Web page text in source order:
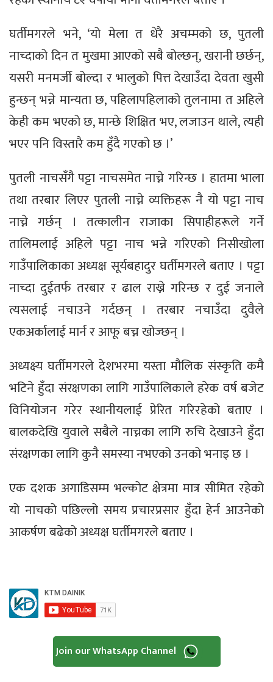
घर्तीमगरले भने, ‘यो मेला त धेरै अचम्मको छ, पुतली
नाच्दाको दिन त मुखमा आएको सबै बोल्छन्, खरानी छर्छन्,
यसरी मनमर्जी बोल्दा र भालुको पित्त देखाउँदा देवता खुसी
हुन्छन् भन्ने मान्यता छ, पहिलापहिलाको तुलनामा त अहिले
केही कम भएको छ, मान्छे शिक्षित भए, लजाउन थाले, त्यही
भएर पनि विस्तारै कम हुँदै गएको छ ।’
पुतली नाचसँगै पट्टा नाचसमेत नाच्ने गरिन्छ । हातमा भाला
तथा तरबार लिएर पुतली नाच्ने व्यक्तिहरू नै यो पट्टा नाच
नाच्ने गर्छन् । तत्कालीन राजाका सिपाहीहरूले गर्ने
तालिमलाई अहिले पट्टा नाच भन्ने गरिएको निसीखोला
गाउँपालिकाका अध्यक्ष सूर्यबहादुर घर्तीमगरले बताए । पट्टा
नाच्दा दुईतर्फ तरबार र ढाल राख्ने गरिन्छ र दुई जनाले
त्यसलाई नचाउने गर्दछन् । तरबार नचाउँदा दुवैले
एकअर्कालाई मार्न र आफू बच्न खोज्छन् ।
अध्यक्ष्य घर्तीमगरले देशभरमा यस्ता मौलिक संस्कृति कमै
भटिने हुँदा संरक्षणका लागि गाउँपालिकाले हरेक वर्ष बजेट
विनियोजन गरेर स्थानीयलाई प्रेरित गरिरहेको बताए ।
बालकदेखि युवाले सबैले नाच्नका लागि रुचि देखाउने हुँदा
संरक्षणका लागि कुनै समस्या नभएको उनको भनाइ छ ।
एक दशक अगाडिसम्म भल्कोट क्षेत्रमा मात्र सीमित रहेको
यो नाचको पछिल्लो समय प्रचारप्रसार हुँदा हेर्न आउनेको
आकर्षण बढेको अध्यक्ष घर्तीमगरले बताए ।
Join our WhatsApp Channel